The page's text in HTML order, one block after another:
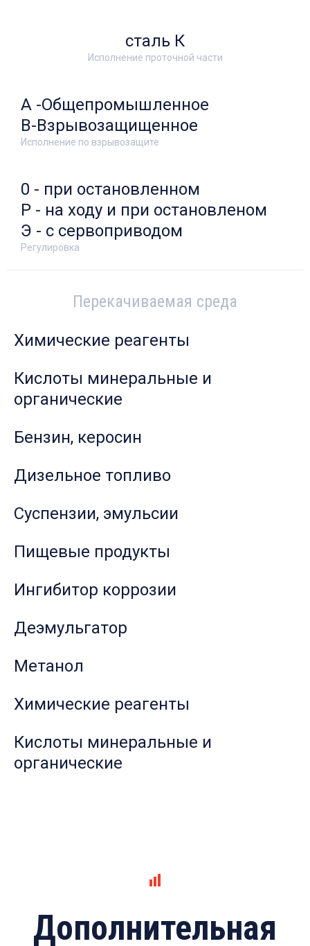
Исполнение проточной части
сталь К
Исполнение по взрывозащите
А -Общепромышленное
В-Взрывозащищенное
Регулировка
0 - при остановленном
Р - на ходу и при остановленом
Э - с сервоприводом
Перекачиваемая среда
Химические реагенты
Кислоты минеральные и
органические
Бензин, керосин
Дизельное топливо
Суспензии, эмульсии
Пищевые продукты
Ингибитор коррозии
Деэмульгатор
Метанол
Химические реагенты
Кислоты минеральные и
органические
Дополнительная